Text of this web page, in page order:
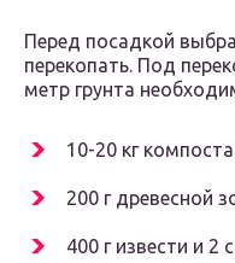
Перед посадкой
перекопать. Под
метр грунта
10-20 кг
200 г древесной
400 г извести и 2